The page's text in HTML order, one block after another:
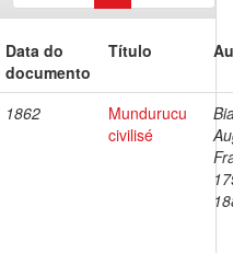
Data do
documento
Título
1862
Mundurucu
civilisé